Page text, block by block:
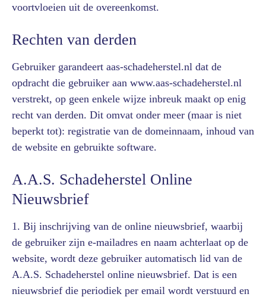
voortvloeien uit de overeenkomst.
Rechten van derden
Gebruiker garandeert aas-schadeherstel.nl dat de
opdracht die gebruiker aan www.aas-schadeherstel.nl
verstrekt, op geen enkele wijze inbreuk maakt op enig
recht van derden. Dit omvat onder meer (maar is niet
beperkt tot): registratie van de domeinnaam, inhoud van
de website en gebruikte software.
A.A.S. Schadeherstel Online
Nieuwsbrief
1. Bij inschrijving van de online nieuwsbrief, waarbij
de gebruiker zijn e-mailadres en naam achterlaat op de
website, wordt deze gebruiker automatisch lid van de
A.A.S. Schadeherstel online nieuwsbrief. Dat is een
nieuwsbrief die periodiek per email wordt verstuurd en